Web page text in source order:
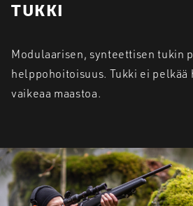
TUKKI
Modulaarisen, synteettisen tukin
helppohoitoisuus. Tukki ei pelkää
vaikeaa maastoa.